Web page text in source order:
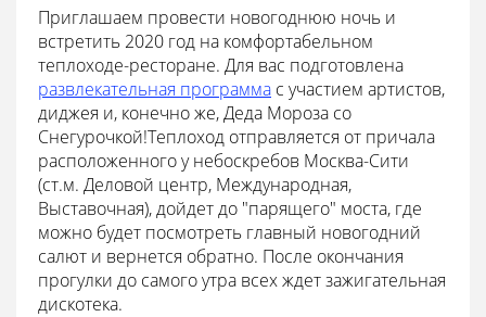
Приглашаем провести новогоднюю ночь и
встретить 2020 год на комфортабельном
теплоходе-ресторане. Для вас подготовлена
развлекательная программа с участием артистов,
диджея и, конечно же, Деда Мороза со
Снегурочкой!Теплоход отправляется от причала
расположенного у небоскребов Москва-Сити
(ст.м. Деловой центр, Международная,
Выставочная), дойдет до "парящего" моста, где
можно будет посмотреть главный новогодний
салют и вернется обратно. После окончания
прогулки до самого утра всех ждет зажигательная
дискотека.